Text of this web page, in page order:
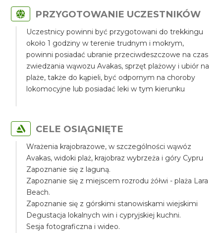
PRZYGOTOWANIE UCZESTNIKÓW
Uczestnicy powinni być przygotowani do trekkingu
około 1 godziny w terenie trudnym i mokrym,
powinni posiadać ubranie przeciwdeszczowe na czas
zwiedzania wąwozu Avakas, sprzęt plażowy i ubiór na
plaże, także do kąpieli, być odpornym na choroby
lokomocyjne lub posiadać leki w tym kierunku
CELE OSIĄGNIĘTE
Wrażenia krajobrazowe, w szczególności wąwóz
Avakas, widoki plaż, krajobraz wybrzeża i góry Cypru
Zapoznanie się z laguną.
Zapoznanie się z miejscem rozrodu żółwi - plaża Lara
Beach.
Zapoznanie się z górskimi stanowiskami wiejskimi
Degustacja lokalnych win i cypryjskiej kuchni.
Sesja fotograficzna i wideo.